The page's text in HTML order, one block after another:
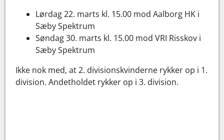
Lørdag 22. marts kl. 15.00 mod Aalborg HK i
Sæby Spektrum
Søndag 30. marts kl. 15.00 mod VRI Risskov i
Sæby Spektrum
Ikke nok med, at 2. divisionskvinderne rykker op i 1.
division. Andetholdet rykker op i 3. division.